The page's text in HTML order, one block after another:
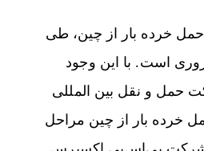
خرده بار از چین، طی
است. با این وجود
و نقل بین المللی
خرده بار از چین مراحل